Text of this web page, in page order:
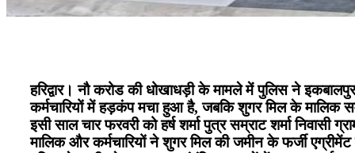
हरिद्वार। नौ करोड की धोखाधड़ी के मामले में पुलिस ने
कर्मचारियों में हड़कंप मचा हुआ है, जबकि शुगर मिल के मालिक
इसी साल चार फरवरी को हर्ष शर्मा पुत्र सम्राट शर्मा
मालिक और कर्मचारियों ने शुगर मिल की जमीन के फर्जी